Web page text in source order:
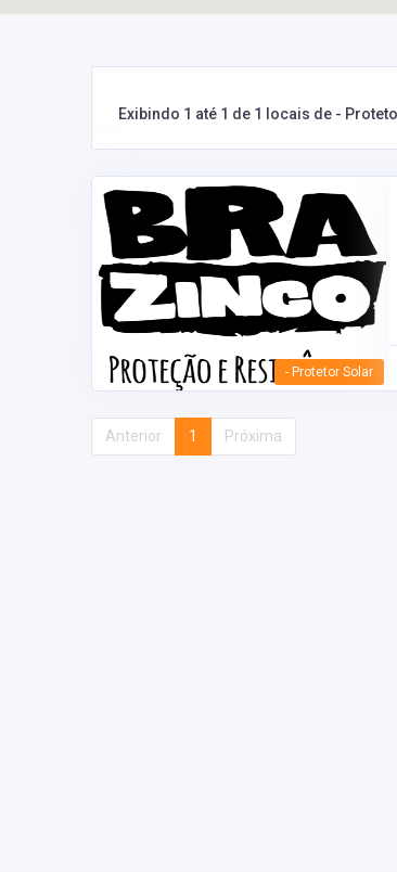
Exibindo 1 até 1 de 1 locais de -
- Protetor Solar
Anterior 1 Próxima